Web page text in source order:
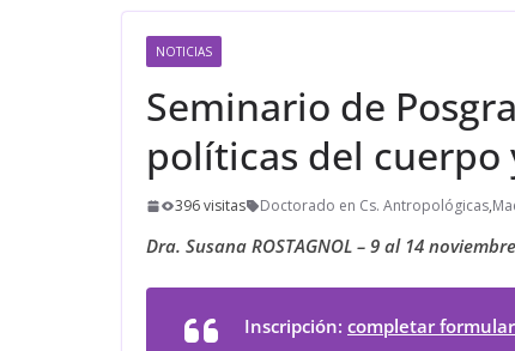
NOTICIAS
Seminario de
políticas del cuerpo
396 visitas Doctorado en Cs. Antropológicas,
Dra. Susana ROSTAGNOL – 9 al 14
Inscripción: completar